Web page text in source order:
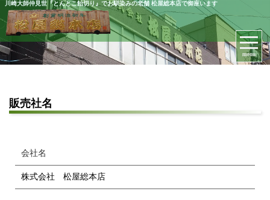
川崎大師仲見世『とんとこ飴切り』でお馴染みの老舗 松屋総本店で御座います
menu
販売社名
会社名
株式会社 松屋総本店